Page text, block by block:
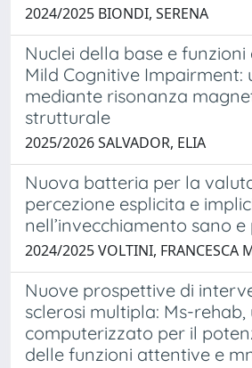
2024/2025 BIONDI, SERENA
Nuclei della base e funzioni
Mild Cognitive Impairment:
mediante risonanza
strutturale
2025/2026 SALVADOR, ELIA
Nuova batteria per la
percezione esplicita e
nell’invecchiamento sano
2024/2025 VOLTINI, FRANCESCA
Nuove prospettive di
sclerosi multipla: Ms-
computerizzato per il
delle funzioni attentive e